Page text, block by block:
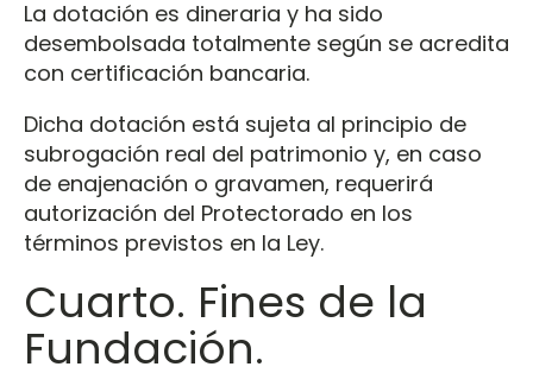
La dotación es dineraria y ha sido
desembolsada totalmente según se acredita
con certificación bancaria.
Dicha dotación está sujeta al principio de
subrogación real del patrimonio y, en caso
de enajenación o gravamen, requerirá
autorización del Protectorado en los
términos previstos en la Ley.
Cuarto. Fines de la
Fundación.